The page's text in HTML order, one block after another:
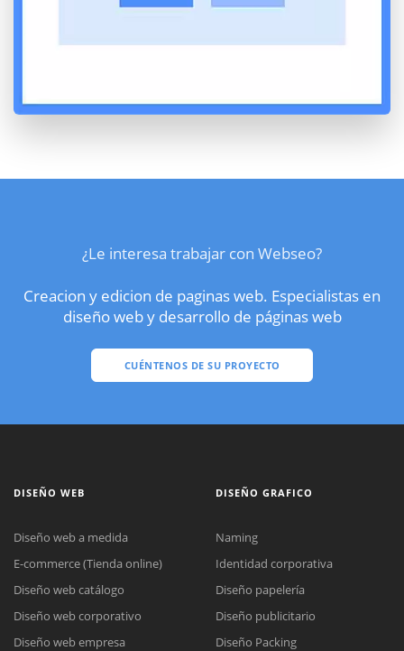
¿Le interesa trabajar con Webseo?
Creacion y edicion de paginas web. Especialistas en
diseño web y desarrollo de páginas web
CUÉNTENOS DE SU PROYECTO
DISEÑO WEB
Diseño web a medida
E-commerce (Tienda online)
Diseño web catálogo
Diseño web corporativo
Diseño web empresa
DISEÑO GRAFICO
Naming
Identidad corporativa
Diseño papelería
Diseño publicitario
Diseño Packing